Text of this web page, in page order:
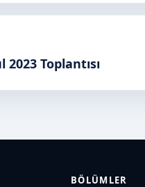
Toplantısı
BÖLÜMLER